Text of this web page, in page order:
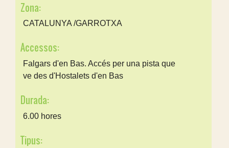
Zona:
CATALUNYA /GARROTXA
Accessos:
Falgars d'en Bas. Accés per una pista que
ve des d'Hostalets d'en Bas
Durada:
6.00 hores
Tipus: